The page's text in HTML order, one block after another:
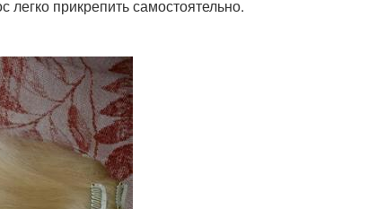
прикрепить самостоятельно.